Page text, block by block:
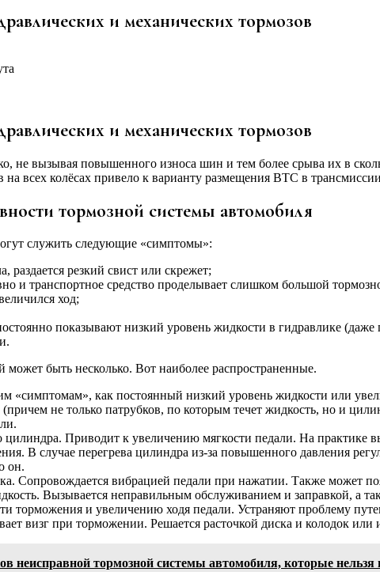
и механических тормозов
и механических тормозов
не вызывая повышенного износа шин и тем более срыва их в
всех колёсах привело к варианту размещения ВТС в
тормозной системы автомобиля
служить следующие «симптомы»:
раздается резкий свист или скрежет;
и транспортное средство проделывает слишком большой
ход;
показывают низкий уровень жидкости в гидравлике (даже
быть несколько. Вот наиболее распространенные.
«симптомам», как постоянный низкий уровень жидкости или
не только патрубков, по которым течет жидкость, но и
цилиндра. Приводит к увеличению мягкости педали. На практике
В случае перегрева цилиндра из-за повышенного давления
он.
Сопровождается вибрацией педали при нажатии. Также может
Вызывается неправильным обслуживанием и заправкой, а
торможения и увеличению ходя педали. Устраняют проблему
визг при торможении. Решается расточкой диска и колодок
неисправной тормозной системы автомобиля, которые нельзя